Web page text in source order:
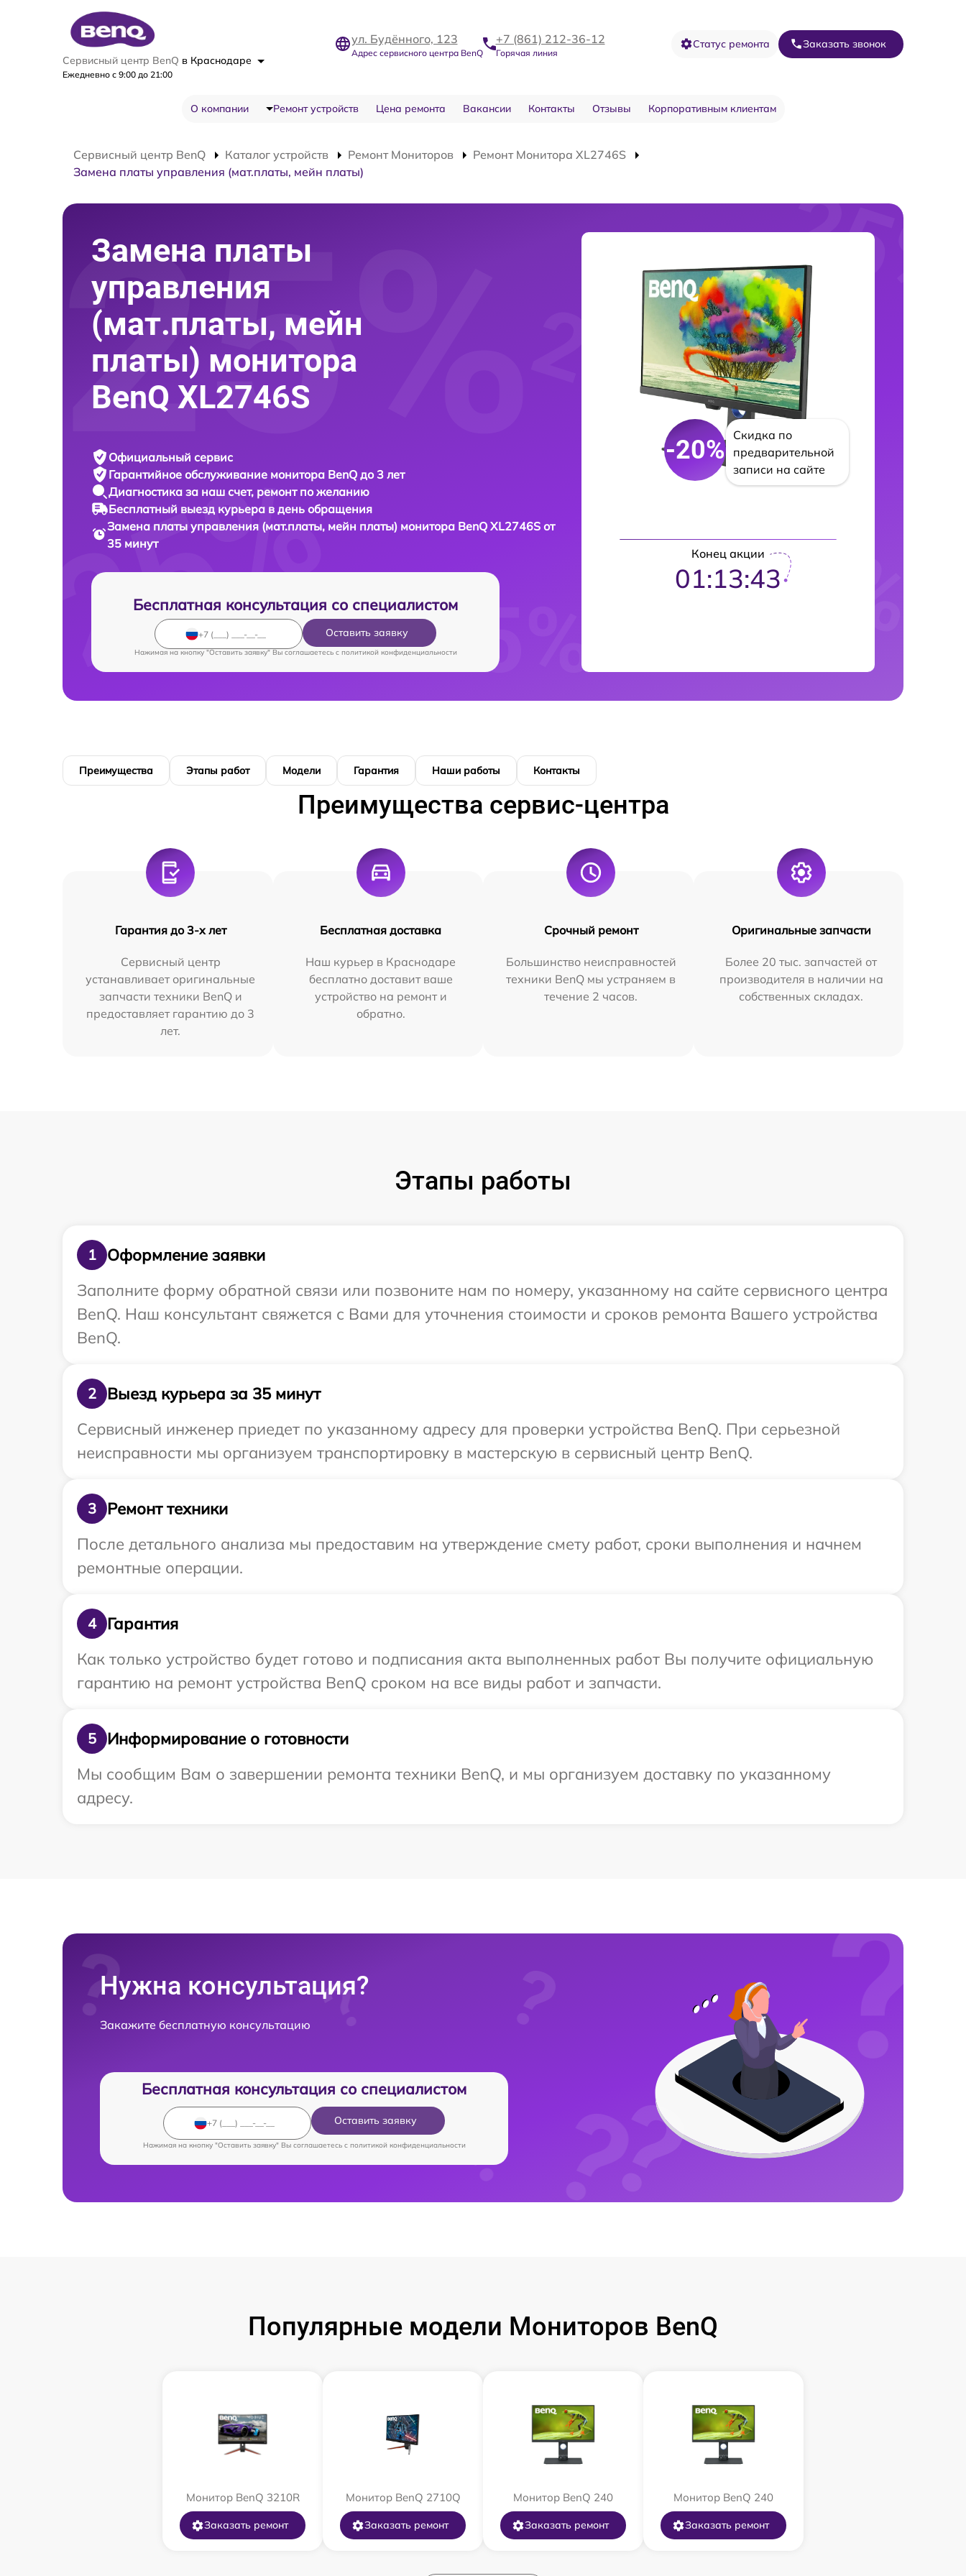
Сервисный центр BenQ в Краснодаре
Ежедневно с 9:00 до 21:00
ул. Будённого, 123
Адрес сервисного центра BenQ
+7 (861) 212-36-12
Горячая линия
Статус ремонта Заказать звонок
О компании Ремонт устройств Цена ремонта Вакансии Контакты Отзывы Корпоративным клиентам
Сервисный центр BenQ Каталог устройств Ремонт Мониторов
Ремонт Монитора XL2746S
Замена платы управления (мат.платы, мейн платы)
Замена платы
управления
(мат.платы, мейн
платы) монитора
BenQ XL2746S
Официальный сервис
Гарантийное обслуживание монитора BenQ до 3 лет
Диагностика за наш счет, ремонт по желанию
Бесплатный выезд курьера в день обращения
Замена платы управления (мат.платы, мейн платы) монитора BenQ XL2746S от
35 минут
Бесплатная консультация со специалистом
Оставить заявку
Нажимая на кнопку "Оставить заявку" Вы соглашаетесь c политикой конфиденциальности
-20%
Скидка по
предварительной
записи на сайте
Конец акции
01:13:42
Преимущества Этапы работ Модели Гарантия Наши работы Контакты
Преимущества сервис-центра
Гарантия до 3-х лет
Сервисный центр
устанавливает оригинальные
запчасти техники BenQ и
предоставляет гарантию до 3
лет.
Бесплатная доставка
Наш курьер в Краснодаре
бесплатно доставит ваше
устройство на ремонт и
обратно.
Срочный ремонт
Большинство неисправностей
техники BenQ мы устраняем в
течение 2 часов.
Оригинальные запчасти
Более 20 тыс. запчастей от
производителя в наличии на
собственных складах.
Этапы работы
1
Оформление заявки
Заполните форму обратной связи или позвоните нам по номеру, указанному на сайте сервисного центра
BenQ. Наш консультант свяжется с Вами для уточнения стоимости и сроков ремонта Вашего устройства
BenQ.
2
Выезд курьера за 35 минут
Сервисный инженер приедет по указанному адресу для проверки устройства BenQ. При серьезной
неисправности мы организуем транспортировку в мастерскую в сервисный центр BenQ.
3
Ремонт техники
После детального анализа мы предоставим на утверждение смету работ, сроки выполнения и начнем
ремонтные операции.
4
Гарантия
Как только устройство будет готово и подписания акта выполненных работ Вы получите официальную
гарантию на ремонт устройства BenQ сроком на все виды работ и запчасти.
5
Информирование о готовности
Мы сообщим Вам о завершении ремонта техники BenQ, и мы организуем доставку по указанному
адресу.
Нужна консультация?
Закажите бесплатную консультацию
Бесплатная консультация со специалистом
Оставить заявку
Нажимая на кнопку "Оставить заявку" Вы соглашаетесь c политикой конфиденциальности
Популярные модели Мониторов BenQ
Монитор BenQ 3210R
Заказать ремонт
Монитор BenQ 2710Q
Заказать ремонт
Монитор BenQ 240
Заказать ремонт
Монитор BenQ 240
Заказать ремонт